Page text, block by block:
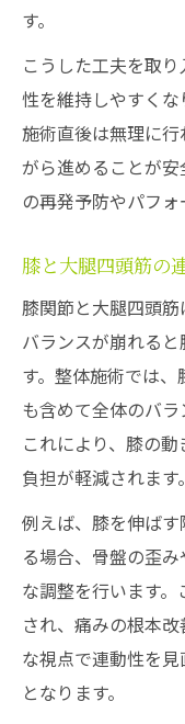
す。
こうした工夫を取
性を維持しやすく
施術直後は無理に
がら進めることが
の再発予防やパフォ
膝と大腿四頭筋の
膝関節と大腿四頭
バランスが崩れる
す。整体施術では
も含めて全体のバラ
これにより、膝の
負担が軽減されます。
例えば、膝を伸ば
る場合、骨盤の歪
な調整を行います
され、痛みの根本
な視点で連動性を
となります。